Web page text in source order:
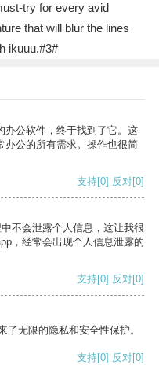
try for every avid
that will blur the lines
ikuuu.#3#
办公软件，终于找到了它。这
办公的所有需求。操作也很简
支持[0] 反对[0]
不会泄露个人信息，这让我很
，经常会出现个人信息泄露的
支持[0] 反对[0]
无限的隐私和安全性保护。
支持[0] 反对[0]